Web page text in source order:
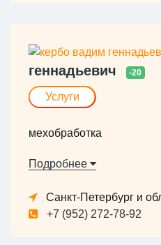
клиентам готовые
геннадьевич
-20
Услуги
мехобработка
Подробнее
Санкт-Петербург и
+7 (952) 272-78-92